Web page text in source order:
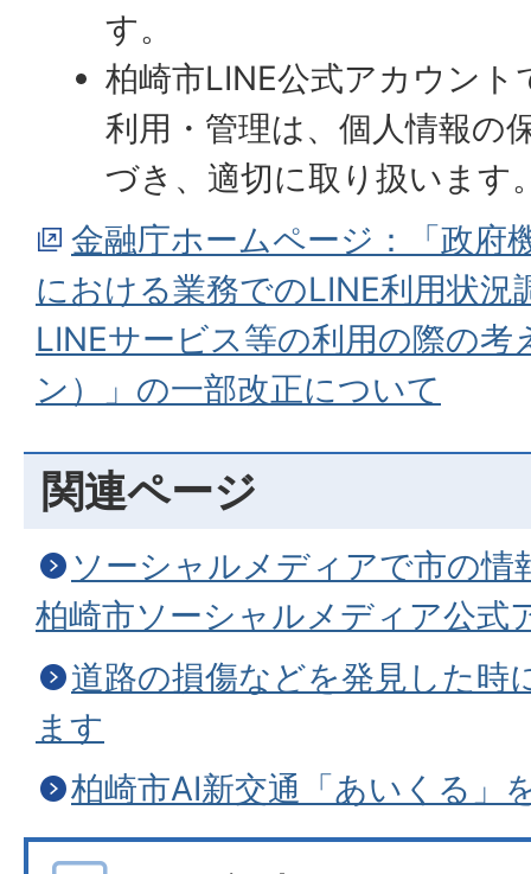
す。
柏崎市LINE公式アカウン
利用・管理は、個人情報の
づき、適切に取り扱います
金融庁ホームページ：「政府
における業務でのLINE利用状況
LINEサービス等の利用の際の考
ン）」の一部改正について
関連ページ
ソーシャルメディアで市の
柏崎市ソーシャルメディア公式
道路の損傷などを発見した時
ます
柏崎市AI新交通「あいくる」